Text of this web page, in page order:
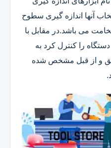
آنها اندازه گیری سطوح
می باشد.در مقابل با
را کنترل کرد به
و از قبل مشخص شده